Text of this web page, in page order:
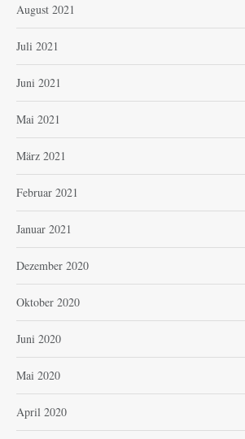
August 2021
Juli 2021
Juni 2021
Mai 2021
März 2021
Februar 2021
Januar 2021
Dezember 2020
Oktober 2020
Juni 2020
Mai 2020
April 2020